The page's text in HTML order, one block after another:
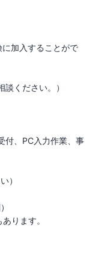
加入することがで
ください。）
付、PC入力作業、事
ります。